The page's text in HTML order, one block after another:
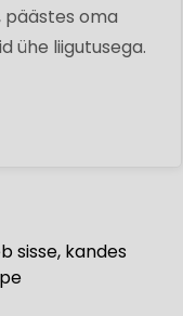
päästes oma
ühe liigutusega.
sisse, kandes